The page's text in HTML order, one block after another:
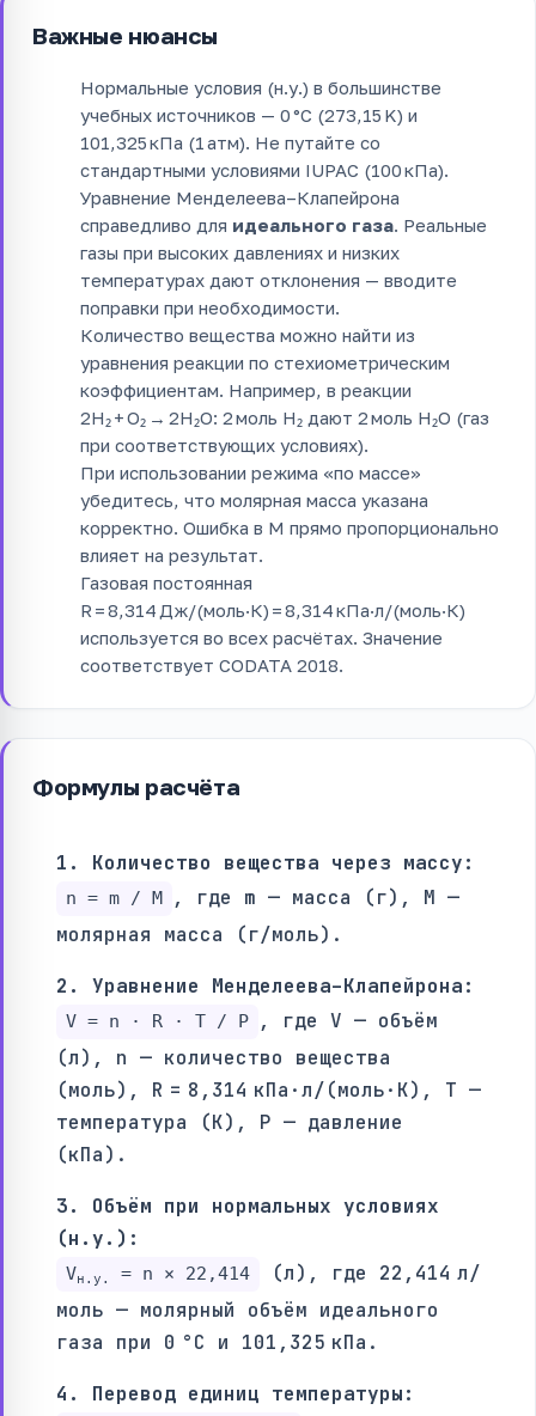
Важные нюансы
Нормальные условия (н.у.) в большинстве
учебных источников — 0 °C (273,15 K) и
101,325 кПа (1 атм). Не путайте со
стандартными условиями IUPAC (100 кПа).
Уравнение Менделеева–Клапейрона
справедливо для идеального газа. Реальные
газы при высоких давлениях и низких
температурах дают отклонения — вводите
поправки при необходимости.
Количество вещества можно найти из
уравнения реакции по стехиометрическим
коэффициентам. Например, в реакции
2H₂ + O₂ → 2H₂O: 2 моль H₂ дают 2 моль H₂O (газ
при соответствующих условиях).
При использовании режима «по массе»
убедитесь, что молярная масса указана
корректно. Ошибка в M прямо пропорционально
влияет на результат.
Газовая постоянная
R = 8,314 Дж/(моль·К) = 8,314 кПа·л/(моль·К)
используется во всех расчётах. Значение
соответствует CODATA 2018.
Формулы расчёта
1. Количество вещества через массу:
n = m / M
, где m — масса (г), M —
молярная масса (г/моль).
2. Уравнение Менделеева–Клапейрона:
V = n · R · T / P
, где V — объём
(л), n — количество вещества
(моль), R = 8,314 кПа·л/(моль·К), T —
температура (K), P — давление
(кПа).
3. Объём при нормальных условиях
(н.у.):
Vн.у. = n × 22,414
(л), где 22,414 л/
моль — молярный объём идеального
газа при 0 °C и 101,325 кПа.
4. Перевод единиц температуры: